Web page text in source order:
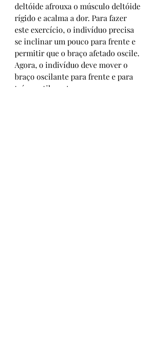
deltóide afrouxa o músculo deltóide
rígido e acalma a dor. Para fazer
este exercício, o indivíduo precisa
se inclinar um pouco para frente e
permitir que o braço afetado oscile.
Agora, o indivíduo deve mover o
braço oscilante para frente e para
trás gentilmente.